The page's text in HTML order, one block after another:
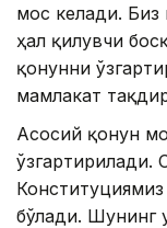
мос келади. Биз
ҳал қилувчи
қонунни
мамлакат
Асосий қонун
ўзгартирилади.
Конституциямиз
бўлади. Шунинг